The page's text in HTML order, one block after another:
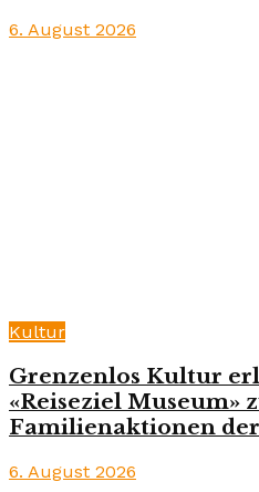
6. August 2026
Kultur
Grenzenlos Kultur
«Reiseziel Museum»
Familienaktionen
6. August 2026